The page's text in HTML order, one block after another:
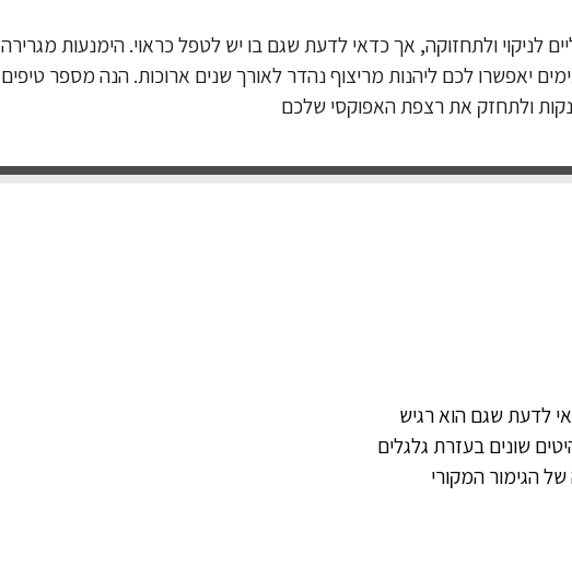
לניקוי ולתחזוקה, אך כדאי לדעת שגם בו יש לטפל כראוי. הימנעות מגרירה
יאפשרו לכם ליהנות מריצוף נהדר לאורך שנים ארוכות. הנה מספר טיפים
ולתחזק את רצפת האפוקסי שלכם
לדעת שגם הוא רגיש
שונים בעזרת גלגלים
הגימור המקורי